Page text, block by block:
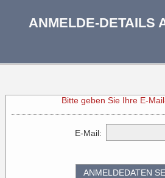
ANMELDE-DETAILS
Bitte geben Sie Ihre E-
E-Mail:
ANMELDEDATEN